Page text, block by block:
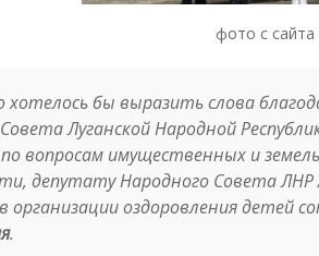
фото с
хотелось бы выразить слова
Луганской Народной
вопросам имущественных и
депутату Народного Совета
организации оздоровления детей
.